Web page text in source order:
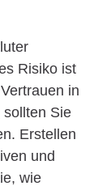
Risiko ist
in
sollten Sie
Erstellen
und
wie